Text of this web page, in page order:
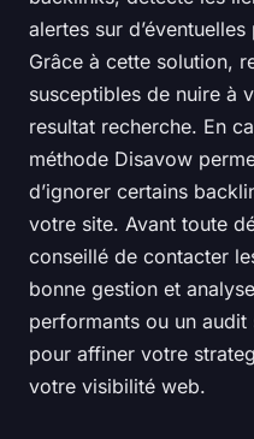
alertes sur
Grâce à cette solution,
susceptibles de nuire à
resultat recherche. En
méthode Disavow
d’ignorer certains
votre site. Avant toute
conseillé de contacter
bonne gestion et
performants ou un
pour affiner votre
votre visibilité web.